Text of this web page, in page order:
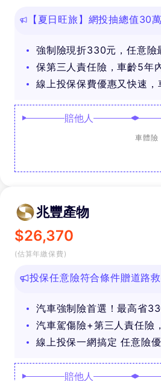
【夏日旺旅】網投抽總值30
強制險現折330元，任意險
保第三人責任險，車齡5年
線上投保保費優惠又快速
賠他人
車體險
兆豐產物
$26,370
(估算年繳保費)
投保任意險符合條件贈道路
汽車強制險首選！最高省
汽車駕傷險+第三人責任險
線上投保一網搞定 任意險
賠他人